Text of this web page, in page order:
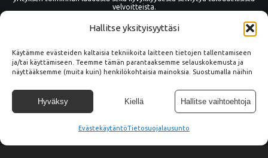
Hallitse yksityisyyttäsi
Käytämme evästeiden kaltaisia tekniikoita laitteen tietojen tallentamiseen
ja/tai käyttämiseen. Teemme tämän parantaaksemme selauskokemusta ja
näyttääksemme (muita kuin) henkilökohtaisia mainoksia. Suostumalla näihin
selauskäyttäytymistä tai yksilöllisiä tunnuksia. Suostumuksen epääminen tai
peruuttaminen voi vaikuttaa haitallisesti tiettyihin ominaisuuksiin ja
toimintoihin.
Hyväksy Kiellä Hallitse vaihtoehtoja
EvästekäytäntöTietosuojalausunto
velvoitteista.
© Copyright Tämmöne Oy